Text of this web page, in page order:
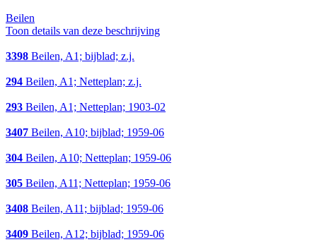
Beilen
Toon details van deze beschrijving
3398 Beilen, A1; bijblad; z.j.
294 Beilen, A1; Netteplan; z.j.
293 Beilen, A1; Netteplan; 1903-02
3407 Beilen, A10; bijblad; 1959-06
304 Beilen, A10; Netteplan; 1959-06
305 Beilen, A11; Netteplan; 1959-06
3408 Beilen, A11; bijblad; 1959-06
3409 Beilen, A12; bijblad; 1959-06